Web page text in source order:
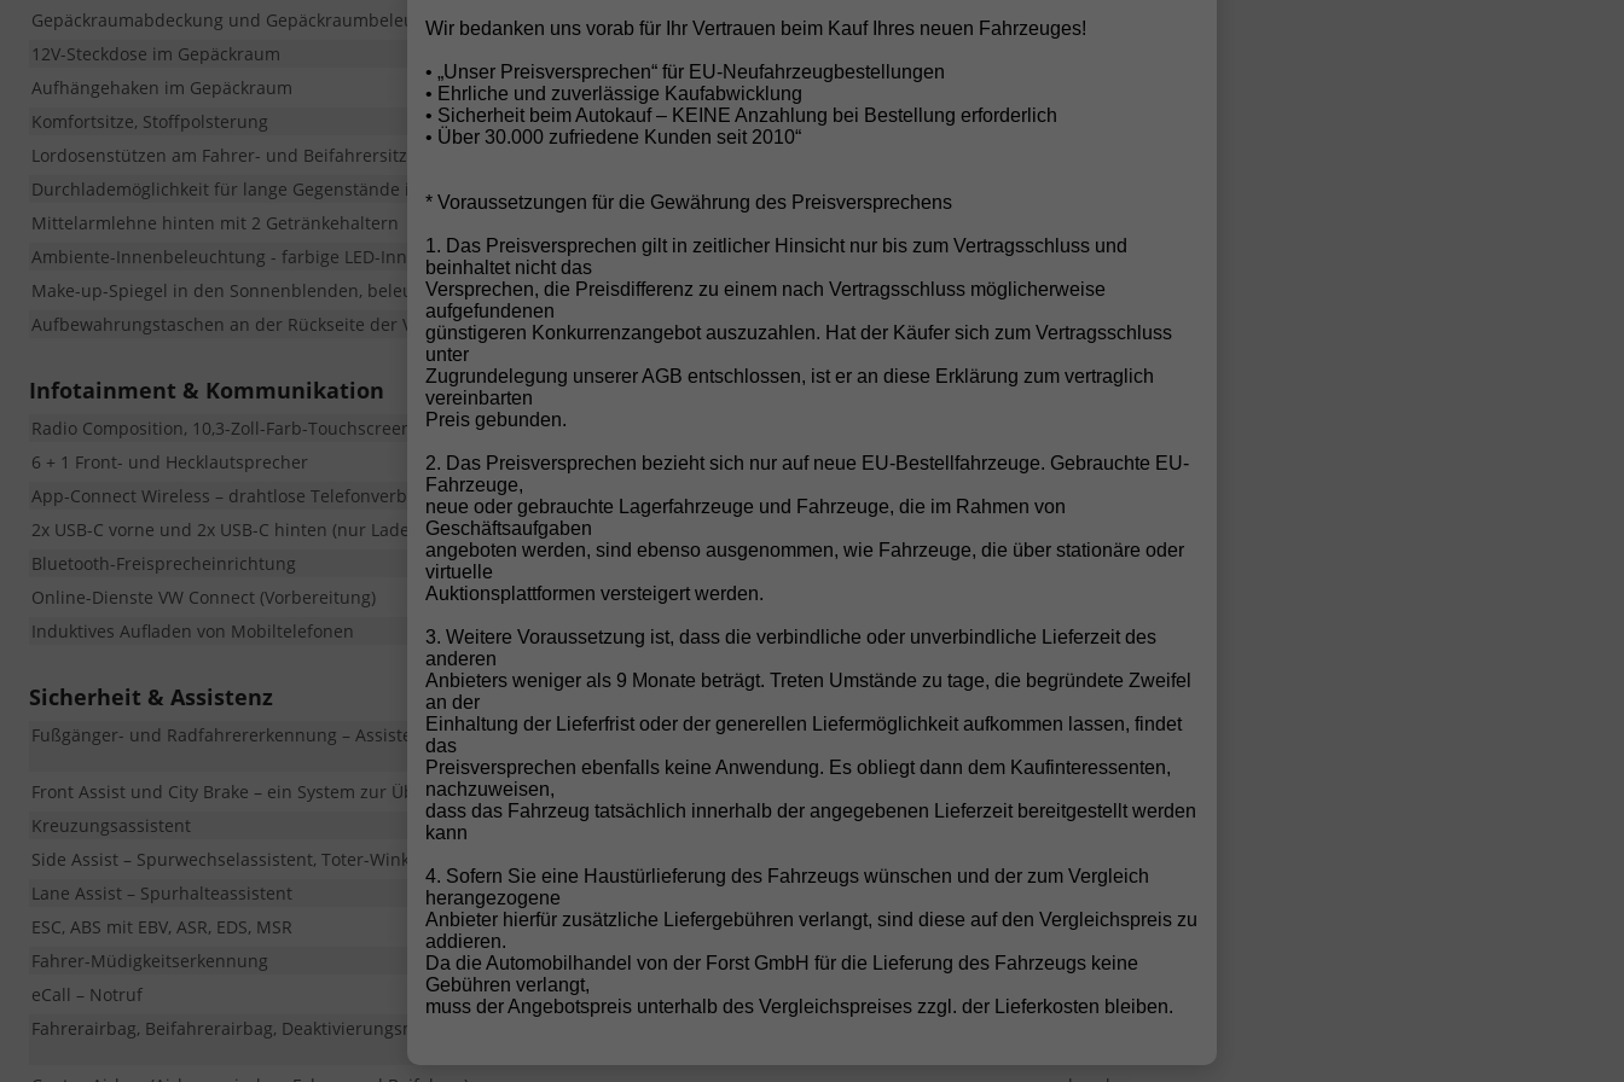
Gepäckraumabdeckung und Gepäckraumbeleuchtung
vorhanden
12V-Steckdose im Gepäckraum
Aufhängehaken im Gepäckraum
Komfortsitze, Stoffpolsterung
vorhanden
Lordosenstützen am Fahrer- und Beifahrersitz
Durchlademöglichkeit für lange Gegenstände in der Rücksitzlehne
Mittelarmlehne hinten mit 2 Getränkehaltern
Ambiente-Innenbeleuchtung - farbige LED-Innenbeleuchtung, Auswahl aus 10 Farben
vorhanden
Make-up-Spiegel in den Sonnenblenden, beleuchtet
vorhanden
Aufbewahrungstaschen an der Rückseite der Vordersitze
vorhanden
Infotainment & Kommunikation
Radio Composition, 10,3-Zoll-Farb-Touchscreen
6 + 1 Front- und Hecklautsprecher
vorhanden
App-Connect Wireless – drahtlose Telefonverbindung über Android Auto oder Apple CarPlay
2x USB-C vorne und 2x USB-C hinten (nur Laden)
Bluetooth-Freisprecheinrichtung
vorhanden
Online-Dienste VW Connect (Vorbereitung)
Induktives Aufladen von Mobiltelefonen
vorhanden
Sicherheit & Assistenz
Fußgänger- und Radfahrererkennung – Assistent zur Kollisionserkennung von Fußgängern und Radfahrern mit Notbremsfunktion
vorhanden
Front Assist und City Brake – ein System zur Überwachung des Geschehens vor dem Fahrzeug und ein Notbremssystem
Kreuzungsassistent
vorhanden
Side Assist – Spurwechselassistent, Toter-Winkel-Sensor
Lane Assist – Spurhalteassistent
vorhanden
ESC, ABS mit EBV, ASR, EDS, MSR
vorhanden
Fahrer-Müdigkeitserkennung
vorhanden
eCall – Notruf
vorhanden
Fahrerairbag, Beifahrerairbag, Deaktivierungsmöglichkeit für Beifahrerairbag, Seitenairbags vorne, Kopfairbags vorne und hinten
Wir bedanken uns vorab für Ihr Vertrauen beim Kauf Ihres neuen Fahrzeuges!
• „Unser Preisversprechen“ für EU-Neufahrzeugbestellungen
• Ehrliche und zuverlässige Kaufabwicklung
• Sicherheit beim Autokauf – KEINE Anzahlung bei Bestellung erforderlich
• Über 30.000 zufriedene Kunden seit 2010“
* Voraussetzungen für die Gewährung des Preisversprechens
1. Das Preisversprechen gilt in zeitlicher Hinsicht nur bis zum Vertragsschluss und
beinhaltet nicht das
Versprechen, die Preisdifferenz zu einem nach Vertragsschluss möglicherweise
aufgefundenen
günstigeren Konkurrenzangebot auszuzahlen. Hat der Käufer sich zum Vertragsschluss
unter
Zugrundelegung unserer AGB entschlossen, ist er an diese Erklärung zum vertraglich
vereinbarten
Preis gebunden.
2. Das Preisversprechen bezieht sich nur auf neue EU-Bestellfahrzeuge. Gebrauchte EU-
Fahrzeuge,
neue oder gebrauchte Lagerfahrzeuge und Fahrzeuge, die im Rahmen von
Geschäftsaufgaben
angeboten werden, sind ebenso ausgenommen, wie Fahrzeuge, die über stationäre oder
virtuelle
Auktionsplattformen versteigert werden.
3. Weitere Voraussetzung ist, dass die verbindliche oder unverbindliche Lieferzeit des
anderen
Anbieters weniger als 9 Monate beträgt. Treten Umstände zu tage, die begründete Zweifel
an der
Einhaltung der Lieferfrist oder der generellen Liefermöglichkeit aufkommen lassen, findet
das
Preisversprechen ebenfalls keine Anwendung. Es obliegt dann dem Kaufinteressenten,
nachzuweisen,
dass das Fahrzeug tatsächlich innerhalb der angegebenen Lieferzeit bereitgestellt werden
kann
4. Sofern Sie eine Haustürlieferung des Fahrzeugs wünschen und der zum Vergleich
herangezogene
Anbieter hierfür zusätzliche Liefergebühren verlangt, sind diese auf den Vergleichspreis zu
addieren.
Da die Automobilhandel von der Forst GmbH für die Lieferung des Fahrzeugs keine
Gebühren verlangt,
muss der Angebotspreis unterhalb des Vergleichspreises zzgl. der Lieferkosten bleiben.